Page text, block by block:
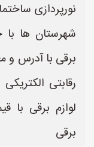
نورپردازی
شهرستان ها با
برقی با آدرس
رقابتی
لوازم برقی با
برقی